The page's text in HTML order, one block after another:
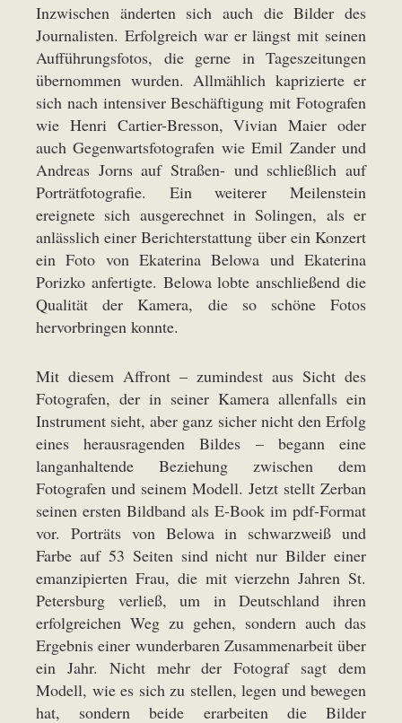
Inzwischen änderten sich auch die Bilder des
Journalisten. Erfolgreich war er längst mit seinen
Aufführungsfotos, die gerne in Tageszeitungen
übernommen wurden. Allmählich kaprizierte er
sich nach intensiver Beschäftigung mit Fotografen
wie Henri Cartier-Bresson, Vivian Maier oder
auch Gegenwartsfotografen wie Emil Zander und
Andreas Jorns auf Straßen- und schließlich auf
Porträtfotografie. Ein weiterer Meilenstein
ereignete sich ausgerechnet in Solingen, als er
anlässlich einer Berichterstattung über ein Konzert
ein Foto von Ekaterina Belowa und Ekaterina
Porizko anfertigte. Belowa lobte anschließend die
Qualität der Kamera, die so schöne Fotos
hervorbringen konnte.
Mit diesem Affront – zumindest aus Sicht des
Fotografen, der in seiner Kamera allenfalls ein
Instrument sieht, aber ganz sicher nicht den Erfolg
eines herausragenden Bildes – begann eine
langanhaltende Beziehung zwischen dem
Fotografen und seinem Modell. Jetzt stellt Zerban
seinen ersten Bildband als E-Book im pdf-Format
vor. Porträts von Belowa in schwarzweiß und
Farbe auf 53 Seiten sind nicht nur Bilder einer
emanzipierten Frau, die mit vierzehn Jahren St.
Petersburg verließ, um in Deutschland ihren
erfolgreichen Weg zu gehen, sondern auch das
Ergebnis einer wunderbaren Zusammenarbeit über
ein Jahr. Nicht mehr der Fotograf sagt dem
Modell, wie es sich zu stellen, legen und bewegen
hat, sondern beide erarbeiten die Bilder